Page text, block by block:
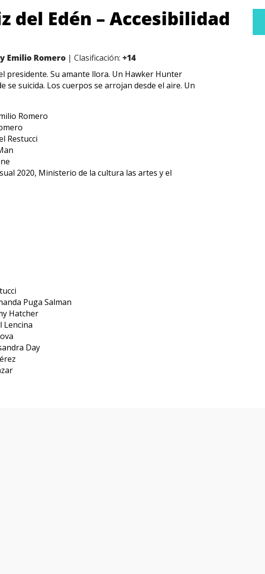
del Edén – Accesibilidad
Emilio Romero | Clasificación:+14
presidente. Su amante llora. Un Hawker Hunter
se suicida. Los cuerpos se arrojan desde el aire. Un
Romero
Restucci
2020, Ministerio de la cultura las artes y el
Puga Salman
Hatcher
Lencina
Day